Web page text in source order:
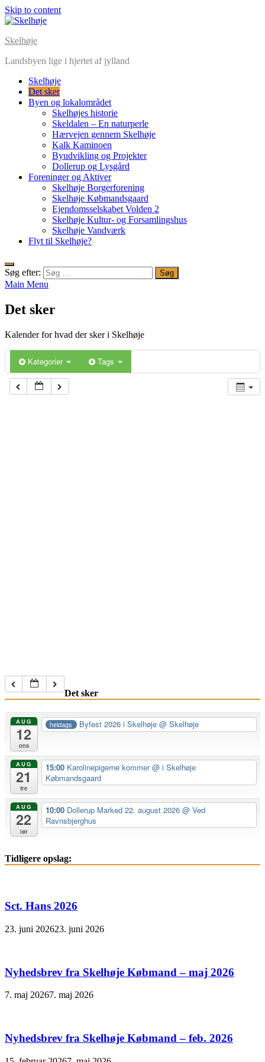
Skip to content
Skelhøje
Landsbyen lige i hjertet af jylland
Skelhøje
Det sker
Byen og lokalområdet
Skelhøjes historie
Skeldalen – En naturperle
Hærvejen gennem Skelhøje
Kalk Kaminoen
Byudvikling og Projekter
Dollerup og Lysgård
Foreninger og Aktiver
Skelhøje Borgerforening
Skelhøje Købmandsgaard
Ejendomsselskabet Volden 2
Skelhøje Kultur- og Forsamlingshus
Skelhøje Vandværk
Flyt til Skelhøje?
Søg efter:
Main Menu
Det sker
Kalender for hvad der sker i Skelhøje
Kategorier Tags
Det sker
AUG
12
ons
heldags Byfest 2026 i Skelhøje@ Skelhøje
AUG
21
fre
15:00 Karolinepigerne kommer@ i Skelhøje
Købmandsgaard
AUG
22
lør
10:00 Dollerup Marked 22. august 2026 @ Ved
Ravnsbjerghus
Tidligere opslag:
Sct. Hans 2026
23. juni 202623. juni 2026
Nyhedsbrev fra Skelhøje Købmand – maj 2026
7. maj 20267. maj 2026
Nyhedsbrev fra Skelhøje Købmand – feb. 2026